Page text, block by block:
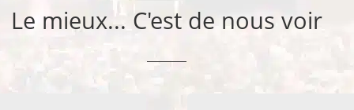
Le mieux... C'est de nous voir